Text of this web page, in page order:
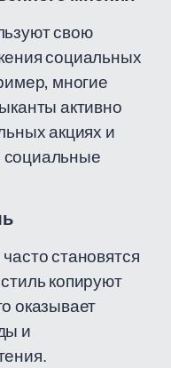
свою
социальных
многие
активно
акциях и
становятся
копируют
оказывает
и